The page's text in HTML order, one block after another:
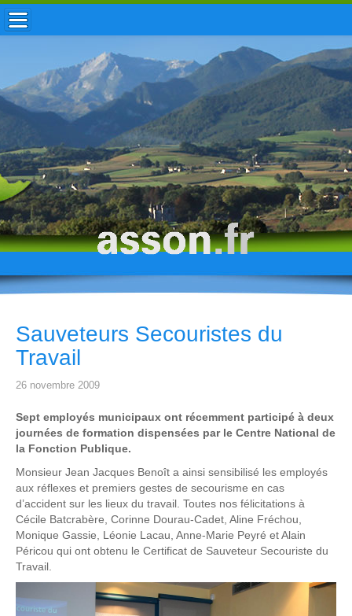
ACCUEIL / INFOS
MUNICIPALITÉ
VIE LOCALE
ENFANCE
TOURISME
HISTOIRE
Sauveteurs Secouristes du
Travail
26 novembre 2009
Sept employés municipaux ont récemment participé à deux
journées de formation dispensées par le Centre National de
la Fonction Publique.
Monsieur Jean Jacques Benoît a ainsi sensibilisé les employés
aux réflexes et premiers gestes de secourisme en cas
d’accident sur les lieux du travail. Toutes nos félicitations à
Cécile Batcrabère, Corinne Dourau-Cadet, Aline Fréchou,
Monique Gassie, Léonie Lacau, Anne-Marie Peyré et Alain
Péricou qui ont obtenu le Certificat de Sauveteur Secouriste du
Travail.